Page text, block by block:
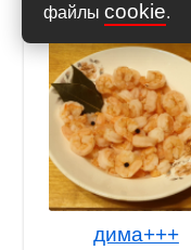
файлы cookie.
дима+++